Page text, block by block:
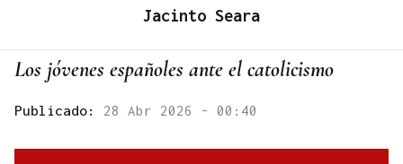
Jacinto Seara
Los jóvenes españoles ante el catolicismo
Publicado: 28 Abr 2026 - 00:40